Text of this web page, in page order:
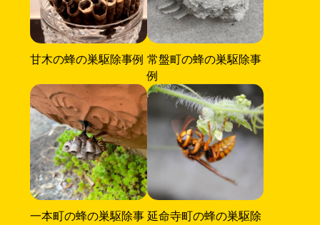
甘木の蜂の巣駆除事例 常盤町の蜂の巣駆除事
例
一本町の蜂の巣駆除事 延命寺町の蜂の巣駆除